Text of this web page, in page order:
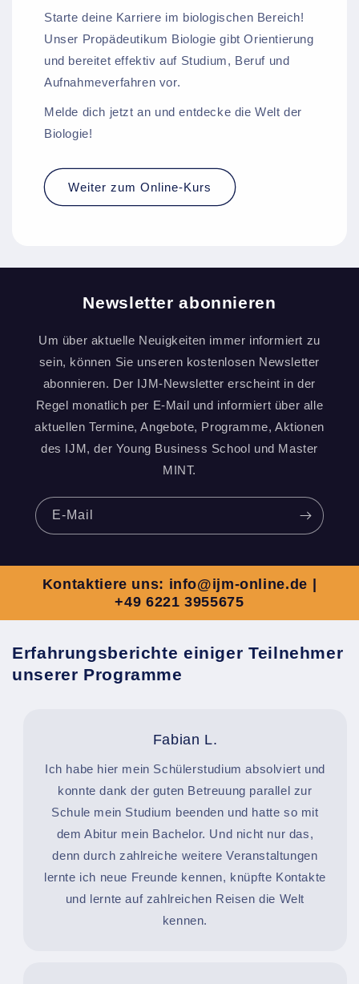
Starte deine Karriere im biologischen Bereich!
Unser Propädeutikum Biologie gibt Orientierung
und bereitet effektiv auf Studium, Beruf und
Aufnahmeverfahren vor.
Melde dich jetzt an und entdecke die Welt der
Biologie!
Weiter zum Online-Kurs
Newsletter abonnieren
Um über aktuelle Neuigkeiten immer informiert zu
sein, können Sie unseren kostenlosen Newsletter
abonnieren. Der IJM-Newsletter erscheint in der
Regel monatlich per E-Mail und informiert über alle
aktuellen Termine, Angebote, Programme, Aktionen
des IJM, der Young Business School und Master
MINT.
E-Mail
Kontaktiere uns: info@ijm-online.de |
+49 6221 3955675
Erfahrungsberichte einiger Teilnehmer
unserer Programme
Fabian L.
Ich habe hier mein Schülerstudium absolviert und
konnte dank der guten Betreuung parallel zur
Schule mein Studium beenden und hatte so mit
dem Abitur mein Bachelor. Und nicht nur das,
denn durch zahlreiche weitere Veranstaltungen
lernte ich neue Freunde kennen, knüpfte Kontakte
und lernte auf zahlreichen Reisen die Welt
kennen.